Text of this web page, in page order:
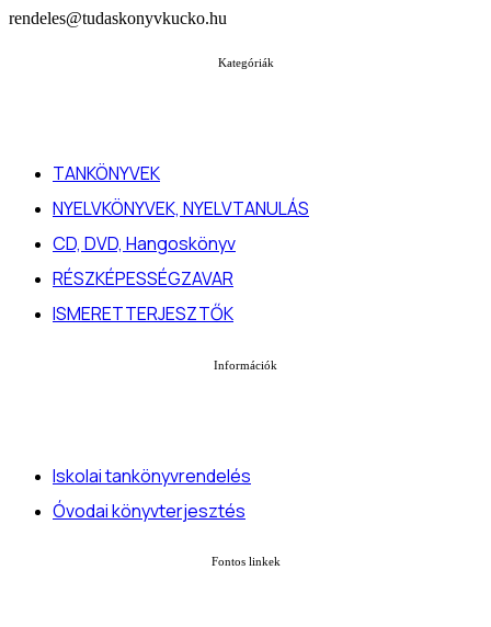
rendeles@tudaskonyvkucko.hu
Kategóriák
TANKÖNYVEK
NYELVKÖNYVEK, NYELVTANULÁS
CD, DVD, Hangoskönyv
RÉSZKÉPESSÉGZAVAR
ISMERETTERJESZTŐK
Információk
Iskolai tankönyvrendelés
Óvodai könyvterjesztés
Fontos linkek